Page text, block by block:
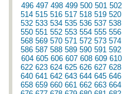
496 497 498 499 500 501 502
514 515 516 517 518 519 520
532 533 534 535 536 537 538
550 551 552 553 554 555 556
568 569 570 571 572 573 574
586 587 588 589 590 591 592
604 605 606 607 608 609 610
622 623 624 625 626 627 628
640 641 642 643 644 645 646
658 659 660 661 662 663 664